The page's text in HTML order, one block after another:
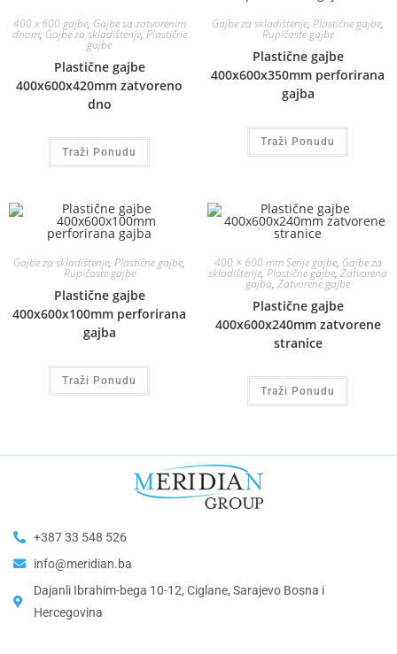
400 x 600 gajbe, Gajbe sa zatvorenim
dnom, Gajbe za skladištenje, Plastične
gajbe
Plastične gajbe
400x600x420mm zatvoreno
dno
Traži Ponudu
Gajbe za skladištenje, Plastične gajbe,
Rupičaste gajbe
Plastične gajbe
400x600x350mm perforirana
gajba
Traži Ponudu
Gajbe za skladištenje, Plastične gajbe,
Rupičaste gajbe
Plastične gajbe
400x600x100mm perforirana
gajba
Traži Ponudu
400 × 600 mm Serije gajbe, Gajbe za
skladištenje, Plastične gajbe,Zatvorena
gajba, Zatvorene gajbe
Plastične gajbe
400x600x240mm zatvorene
stranice
Traži Ponudu
+387 33 548 526
info@meridian.ba
Dajanli Ibrahim-bega 10-12, Ciglane, Sarajevo Bosna i
Hercegovina​